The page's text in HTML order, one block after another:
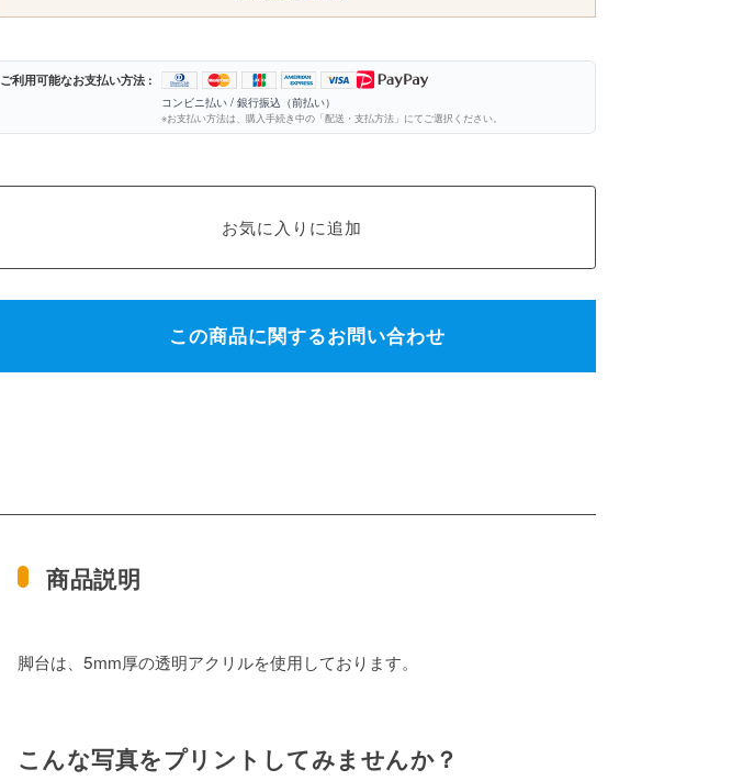
ご利用可能なお支払い方法 :
コンビニ払い / 銀行振込（前払い）
※お支払い方法は、購入手続き中の「配送・支払方法」にてご選択ください。
この商品に関するお問い合わせ
商品説明
脚台は、5mm厚の透明アクリルを使用しております。
こんな写真をプリントしてみませんか？